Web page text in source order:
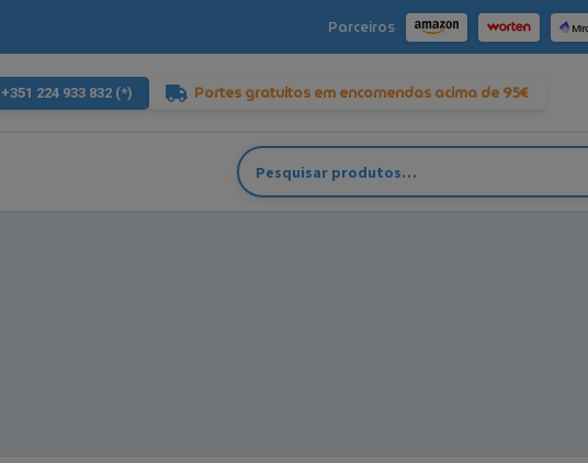
Parceiros
+351 224 933 832 (*) Portes gratuitos em encomendas acima de 95€
Pesquisar
por: